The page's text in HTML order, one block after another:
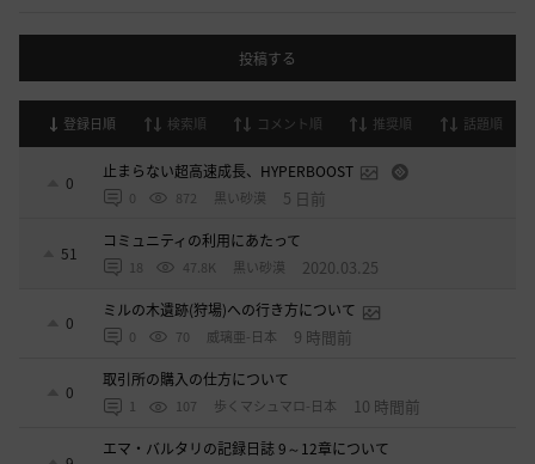
投稿する
登録日順 検索順 コメント順 推奨順 話題順
0
止まらない超高速成長、HYPERBOOST
0 872 黒い砂漠 5 日前
51
コミュニティの利用にあたって
18 47.8K 黒い砂漠 2020.03.25
0
ミルの木遺跡(狩場)への行き方について
0 70 威璃亜-日本 9 時間前
0
取引所の購入の仕方について
1 107 歩くマシュマロ-日本 10 時間前
エマ・バルタリの記録日誌 9～12章について